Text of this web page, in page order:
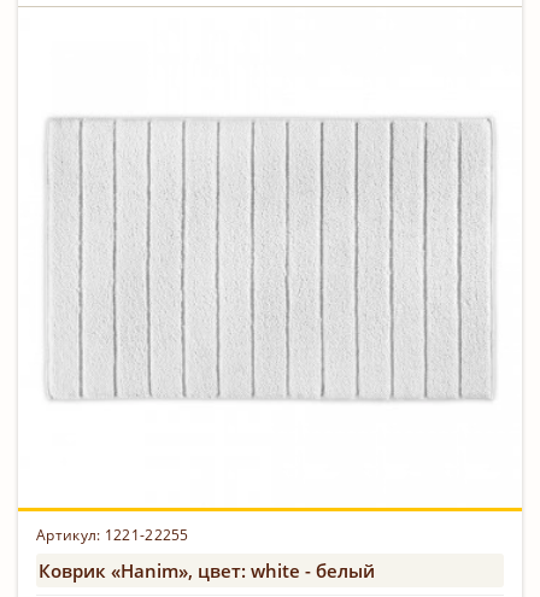
Артикул: 1221-22255
Коврик «Hanim», цвет: white - белый